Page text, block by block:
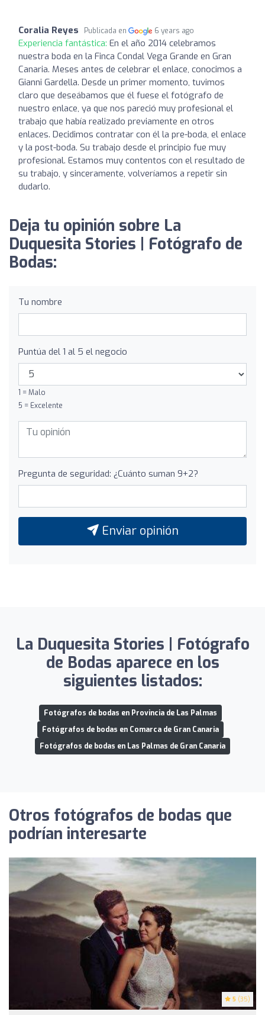
Coralia Reyes Publicada en 6 years ago
Experiencia fantástica: En el año 2014 celebramos
nuestra boda en la Finca Condal Vega Grande en Gran
Canaria. Meses antes de celebrar el enlace, conocimos a
Gianni Gardella. Desde un primer momento, tuvimos
claro que deseábamos que él fuese el fotógrafo de
nuestro enlace, ya que nos pareció muy profesional el
trabajo que había realizado previamente en otros
enlaces. Decidimos contratar con él la pre-boda, el enlace
y la post-boda. Su trabajo desde el principio fue muy
profesional. Estamos muy contentos con el resultado de
su trabajo, y sinceramente, volveríamos a repetir sin
dudarlo.
Deja tu opinión sobre La
Duquesita Stories | Fotógrafo de
Bodas:
Tu nombre
Puntúa del 1 al 5 el negocio
1 = Malo
5 = Excelente
Pregunta de seguridad: ¿Cuánto suman 9+2?
Enviar opinión
La Duquesita Stories | Fotógrafo
de Bodas aparece en los
siguientes listados:
Fotógrafos de bodas en Provincia de Las Palmas
Fotógrafos de bodas en Comarca de Gran Canaria
Fotógrafos de bodas en Las Palmas de Gran Canaria
Otros fotógrafos de bodas que
podrían interesarte
5 (35)